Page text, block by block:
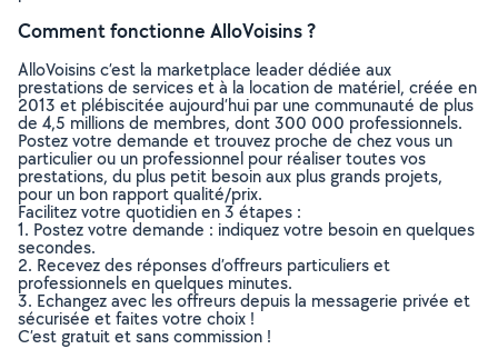
Comment fonctionne AlloVoisins ?
AlloVoisins c’est la marketplace leader dédiée aux
prestations de services et à la location de matériel, créée en
2013 et plébiscitée aujourd’hui par une communauté de plus
de 4,5 millions de membres, dont 300 000 professionnels.
Postez votre demande et trouvez proche de chez vous un
particulier ou un professionnel pour réaliser toutes vos
prestations, du plus petit besoin aux plus grands projets,
pour un bon rapport qualité/prix.
Facilitez votre quotidien en 3 étapes :
1. Postez votre demande : indiquez votre besoin en quelques
secondes.
2. Recevez des réponses d’offreurs particuliers et
professionnels en quelques minutes.
3. Echangez avec les offreurs depuis la messagerie privée et
sécurisée et faites votre choix !
C’est gratuit et sans commission !